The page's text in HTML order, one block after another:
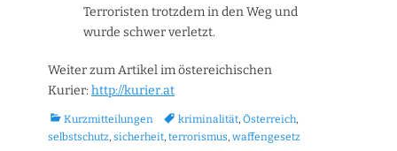
Terroristen trotzdem in den Weg und
wurde schwer verletzt.
Weiter zum Artikel im östereichischen
Kurier: http://kurier.at
Kategorien
Kurzmitteilungen Tagskriminalität, Österreich,
selbstschutz, sicherheit, terrorismus, waffengesetz